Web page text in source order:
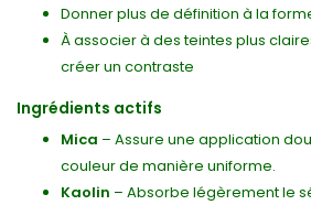
Donner plus de définition à la
À associer à des teintes plus
créer un contraste
Ingrédients actifs
Mica – Assure une application
couleur de manière uniforme.
Kaolin – Absorbe légèrement le